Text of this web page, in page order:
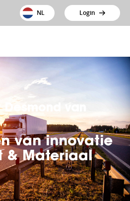
NL Login
van
van innovatie
& Materiaal